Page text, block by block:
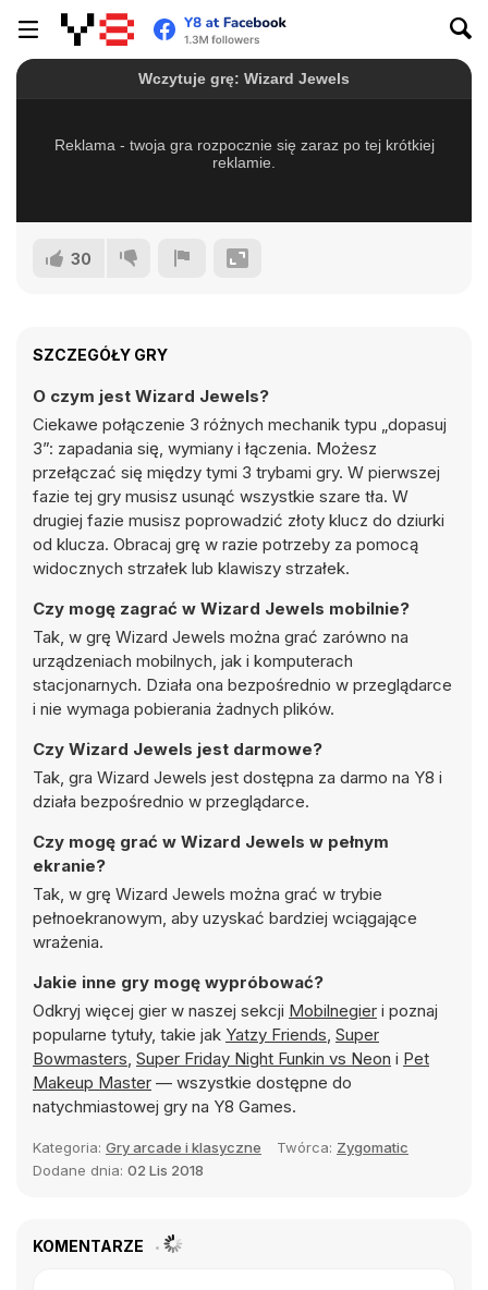
30
SZCZEGÓŁY GRY
O czym jest Wizard Jewels?
Ciekawe połączenie 3 różnych mechanik typu „dopasuj
3”: zapadania się, wymiany i łączenia. Możesz
przełączać się między tymi 3 trybami gry. W pierwszej
fazie tej gry musisz usunąć wszystkie szare tła. W
drugiej fazie musisz poprowadzić złoty klucz do dziurki
od klucza. Obracaj grę w razie potrzeby za pomocą
widocznych strzałek lub klawiszy strzałek.
Czy mogę zagrać w Wizard Jewels mobilnie?
Tak, w grę Wizard Jewels można grać zarówno na
urządzeniach mobilnych, jak i komputerach
stacjonarnych. Działa ona bezpośrednio w przeglądarce
i nie wymaga pobierania żadnych plików.
Czy Wizard Jewels jest darmowe?
Tak, gra Wizard Jewels jest dostępna za darmo na Y8 i
działa bezpośrednio w przeglądarce.
Czy mogę grać w Wizard Jewels w pełnym
ekranie?
Tak, w grę Wizard Jewels można grać w trybie
pełnoekranowym, aby uzyskać bardziej wciągające
wrażenia.
Jakie inne gry mogę wypróbować?
Odkryj więcej gier w naszej sekcji Mobilnegier i poznaj
popularne tytuły, takie jak Yatzy Friends, Super
Bowmasters, Super Friday Night Funkin vs Neon i Pet
Makeup Master — wszystkie dostępne do
natychmiastowej gry na Y8 Games.
Kategoria: Gry arcade i klasyczne Twórca: Zygomatic
Dodane dnia: 02 Lis 2018
KOMENTARZE